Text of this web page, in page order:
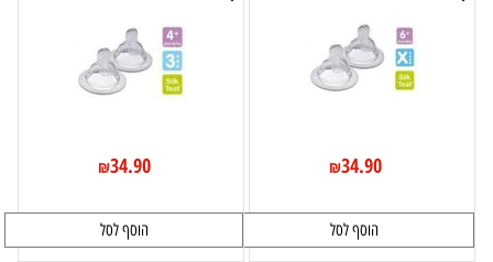
₪34.90
הוסף לסל
₪34.90
הוסף לסל